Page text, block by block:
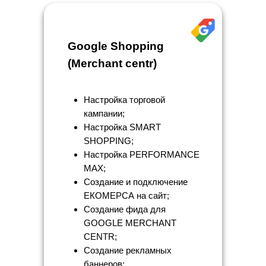
Google Shopping
(Merchant centr)
Настройка торговой
кампании;
Настройка SMART
SHOPPING;
Настройка PERFORMANCE
MAX;
Создание и подключение
ЕКОМЕРСА на сайт;
Создание фида для
GOOGLE MERCHANT
CENTR;
Создание рекламных
баннеров;